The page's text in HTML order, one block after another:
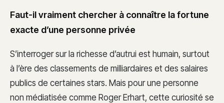
Faut-il vraiment chercher à connaître la fortune
exacte d’une personne privée
S’interroger sur la richesse d’autrui est humain, surtout
à l’ère des classements de milliardaires et des salaires
publics de certaines stars. Mais pour une personne
non médiatisée comme Roger Erhart, cette curiosité se